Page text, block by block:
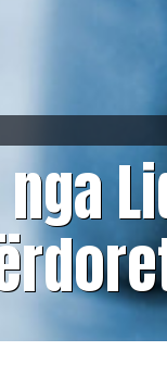
nga